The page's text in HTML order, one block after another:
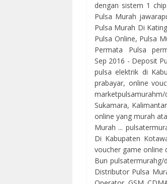
dengan sistem 1
Pulsa Murah
Pulsa Murah Di
Pulsa Online, Pulsa
Permata Pulsa
Sep 2016 - Deposit
pulsa elektrik di
prabayar, online
Sukamara,
online yang murah
Murah ...
Di Kabupaten
voucher game online
Bun pulsatermurahg/
Distributor Pulsa